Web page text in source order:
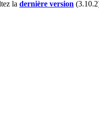
la dernière version (3.10.2